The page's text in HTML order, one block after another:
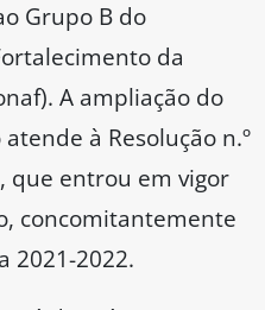
Grupo B do
da
A ampliação do
à Resolução n.º
que entrou em vigor
concomitantemente
2021-2022.